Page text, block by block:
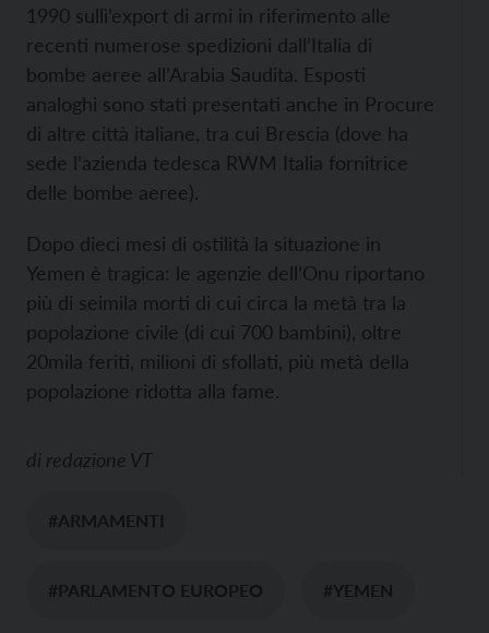
1990 sullì’export di armi in riferimento alle
recenti numerose spedizioni dall’Italia di
bombe aeree all’Arabia Saudita. Esposti
analoghi sono stati presentati anche in Procure
di altre città italiane, tra cui Brescia (dove ha
sede l’azienda tedesca RWM Italia fornitrice
delle bombe aeree).
Dopo dieci mesi di ostilità la situazione in
Yemen è tragica: le agenzie dell’Onu riportano
più di seimila morti di cui circa la metà tra la
popolazione civile (di cui 700 bambini), oltre
20mila feriti, milioni di sfollati, più metà della
popolazione ridotta alla fame.
di redazione VT
#ARMAMENTI
#PARLAMENTO EUROPEO #YEMEN